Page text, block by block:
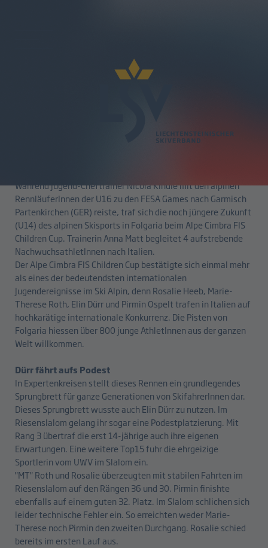
Während Jugend-Cheftrainer Nicola Kindle mit den alpinen
RennläuferInnen der U16 zu den FESA Games nach Garmisch
Partenkirchen (GER) reiste, traf sich die noch jüngere Zukunft
(U14) des alpinen Skisports in Folgaria beim Alpe Cimbra FIS
Children Cup. Trainerin Anna Matt begleitet 4 aufstrebende
NachwuchsathletInnen nach Italien.
Der Alpe Cimbra FIS Children Cup bestätigte sich einmal mehr
als eines der bedeutendsten internationalen
Jugendereignisse im Ski Alpin, denn Rosalie Heeb, Marie-
Therese Roth, Elin Dürr und Pirmin Ospelt trafen in Italien auf
hochkarätige internationale Konkurrenz. Die Pisten von
Folgaria hiessen über 800 junge AthletInnen aus der ganzen
Welt willkommen.
Dürr fährt aufs Podest
In Expertenkreisen stellt dieses Rennen ein grundlegendes
Sprungbrett für ganze Generationen von SkifahrerInnen dar.
Dieses Sprungbrett wusste auch Elin Dürr zu nutzen. Im
Riesenslalom gelang ihr sogar eine Podestplatzierung. Mit
Rang 3 übertraf die erst 14-jährige auch ihre eigenen
Erwartungen. Eine weitere Top15 fuhr die ehrgeizige
Sportlerin vom UWV im Slalom ein.
"MT" Roth und Rosalie überzeugten mit stabilen Fahrten im
Riesenslalom auf den Rängen 36 und 30. Pirmin finishte
ebenfalls auf einem guten 32. Platz. Im Slalom schlichen sich
leider technische Fehler ein. So erreichten weder Marie-
Therese noch Pirmin den zweiten Durchgang. Rosalie schied
bereits im ersten Lauf aus.